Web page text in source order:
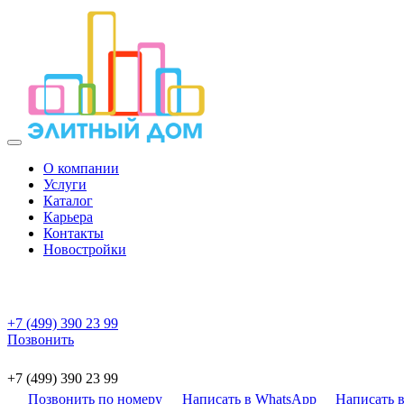
О компании
Услуги
Каталог
Карьера
Контакты
Новостройки
+7 (499) 390 23 99
Позвонить
+7 (499) 390 23 99
Позвонить по номеру
Написать в WhatsApp Написать